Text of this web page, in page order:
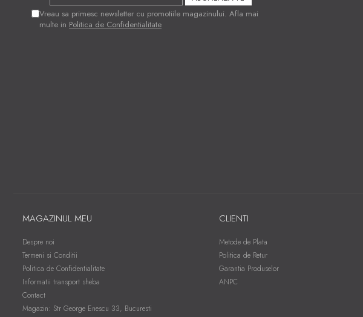
Vreau sa primesc newsletter cu promotiile magazinului. Afla mai
multe in Politica de Confidentialitate
MAGAZINUL MEU
Despre noi
Termeni si Conditii
Politica de Confidentialitate
Informatii transport sheba
Contact
Magazin: Str George Enescu 33, Bucuresti
CLIENTI
Metode de Plata
Politica de Retur
Garantia Produselor
ANPC